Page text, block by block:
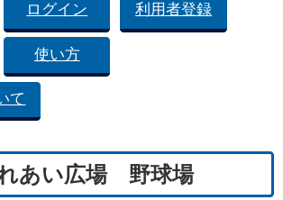
ログイン 利用者登録
使い方
て
あい広場 野球場